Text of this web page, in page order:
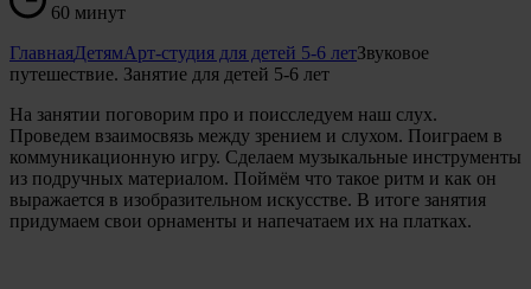
60 минут
ГлавнаяДетямАрт-студия для детей 5-6 летЗвуковое
путешествие. Занятие для детей 5-6 лет
На занятии поговорим про и поисследуем наш слух.
Проведем взаимосвязь между зрением и слухом. Поиграем в
коммуникационную игру. Сделаем музыкальные инструменты
из подручных материалом. Поймём что такое ритм и как он
выражается в изобразительном искусстве. В итоге занятия
придумаем свои орнаменты и напечатаем их на платках.